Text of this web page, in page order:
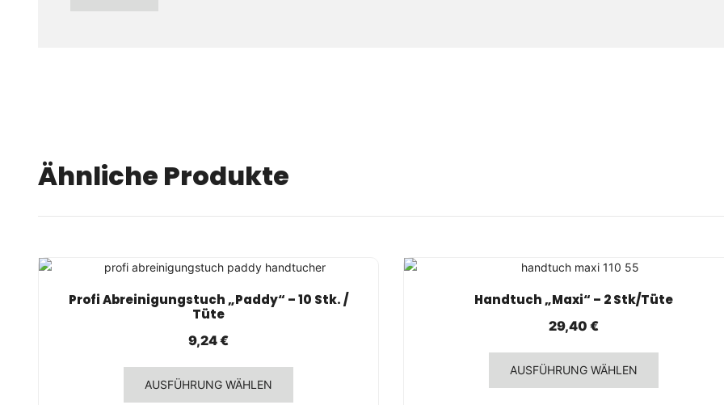
Ähnliche Produkte
SCHNELLANSICHT
Profi Abreinigungstuch „Paddy“ – 10 Stk. /
Tüte
9,24€
AUSFÜHRUNG WÄHLEN
Dieses
SCHNELLANSICHT
Handtuch „Maxi“ – 2 Stk/Tüte
29,40 €
AUSFÜHRUNG WÄHLEN
Dieses
weist